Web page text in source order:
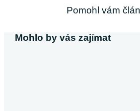
Pomohl vám
Mohlo by vás zajímat